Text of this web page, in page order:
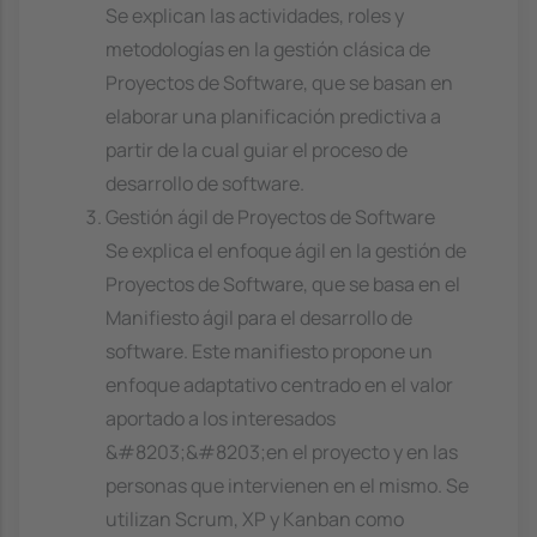
Se explican las actividades, roles y
metodologías en la gestión clásica de
Proyectos de Software, que se basan en
elaborar una planificación predictiva a
partir de la cual guiar el proceso de
desarrollo de software.
Gestión ágil de Proyectos de Software
Se explica el enfoque ágil en la gestión de
Proyectos de Software, que se basa en el
Manifiesto ágil para el desarrollo de
software. Este manifiesto propone un
enfoque adaptativo centrado en el valor
aportado a los interesados
&#8203;&#8203;en el proyecto y en las
personas que intervienen en el mismo. Se
utilizan Scrum, XP y Kanban como